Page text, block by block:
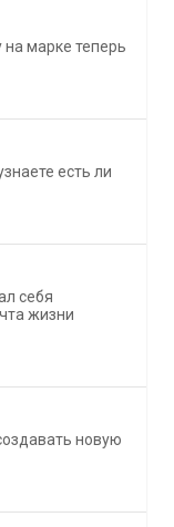
на марке теперь
есть ли
себя
жизни
новую